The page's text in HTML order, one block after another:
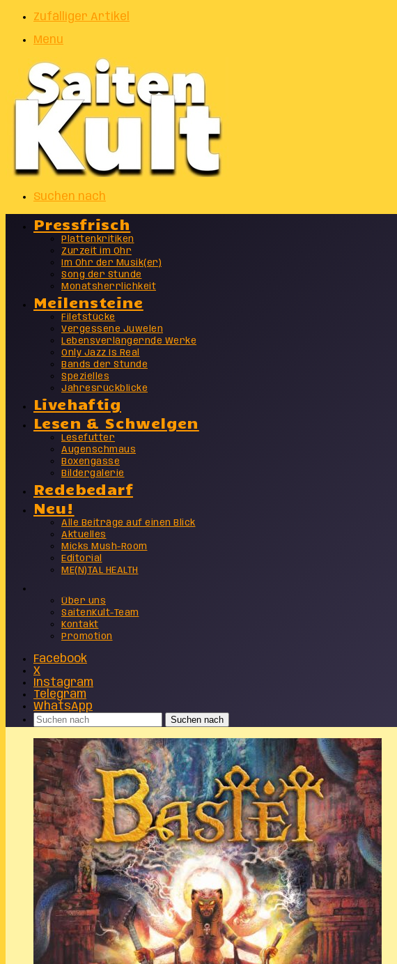
Zufälliger Artikel
Menu
Suchen nach
Pressfrisch
Plattenkritiken
Zurzeit im Ohr
Im Ohr der Musik(er)
Song der Stunde
Monatsherrlichkeit
Meilensteine
Filetstücke
Vergessene Juwelen
Lebensverlängernde Werke
Only Jazz Is Real
Bands der Stunde
Spezielles
Jahresrückblicke
Livehaftig
Lesen & Schwelgen
Lesefutter
Augenschmaus
Boxengasse
Bildergalerie
Redebedarf
Neu!
Alle Beiträge auf einen Blick
Aktuelles
Micks Mush-Room
Editorial
ME(N)TAL HEALTH
Über uns
SaitenKult-Team
Kontakt
Promotion
Facebook
X
Instagram
Telegram
WhatsApp
Suchen nach